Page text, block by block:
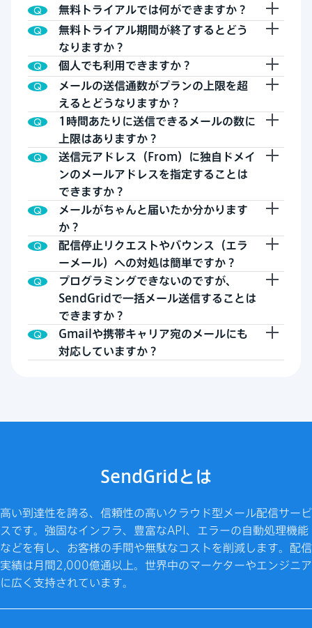
無料トライアルでは何ができますか？
無料トライアル期間が終了するとどう
なりますか？
個人でも利用できますか？
メールの送信通数がプランの上限を超
えるとどうなりますか？
1時間あたりに送信できるメールの数に
上限はありますか？
送信元アドレス（From）に独自ドメイ
ンのメールアドレスを指定することは
できますか？
メールがちゃんと届いたか分かります
か？
配信停止リクエストやバウンス（エラ
ーメール）への対処は簡単ですか？
プログラミングできないのですが、
SendGridで一括メール送信することは
できますか？
Gmailや携帯キャリア宛のメールにも
対応していますか？
SendGridとは
高い到達性を誇る、信頼性の高いクラウド型メール配信サービ
スです。強固なインフラ、豊富なAPI、エラーの自動処理機能
などを有し、お客様の手間や無駄なコストを削減します。配信
実績は月間2,000億通以上。世界中のマーケターやエンジニア
に広く支持されています。